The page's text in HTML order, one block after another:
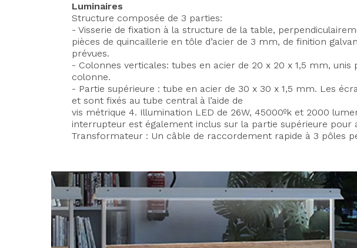
Luminaires
Structure composée de 3 parties:
- Visserie de fixation à la structure de la table,
pièces de quincaillerie en tôle d’acier de 3 mm, de finition
prévues.
- Colonnes verticales: tubes en acier de 20 x 20 x 1,5 mm,
colonne.
- Partie supérieure : tube en acier de 30 x 30 x 1,5 mm. Les
et sont fixés au tube central à l’aide de
vis métrique 4. Illumination LED de 26W, 45000ºk et 2000
interrupteur est également inclus sur la partie supérieure pour
Transformateur : Un câble de raccordement rapide à 3 pôles